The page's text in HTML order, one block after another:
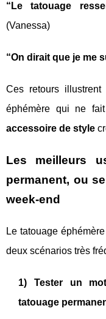
“Le tatouage
(Vanessa)
“On dirait que je me
Ces retours
éphémère qui ne fait
accessoire de style
Les meilleurs
permanent, ou
week-end
Le tatouage
deux scénarios très
1) Tester un
tatouage